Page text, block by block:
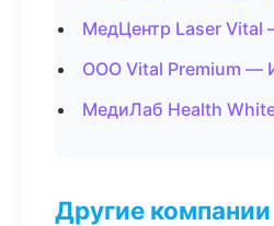
МедЦентр Laser Vital
ООО Vital Premium —
МедиЛаб Health
Другие компании